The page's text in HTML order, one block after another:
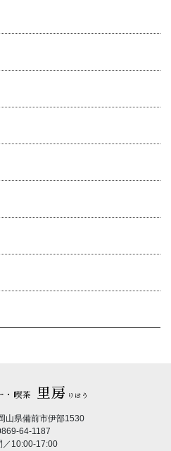
・喫茶 里房 りほう
県備前市伊部1530
64-1187
／10:00-17:00